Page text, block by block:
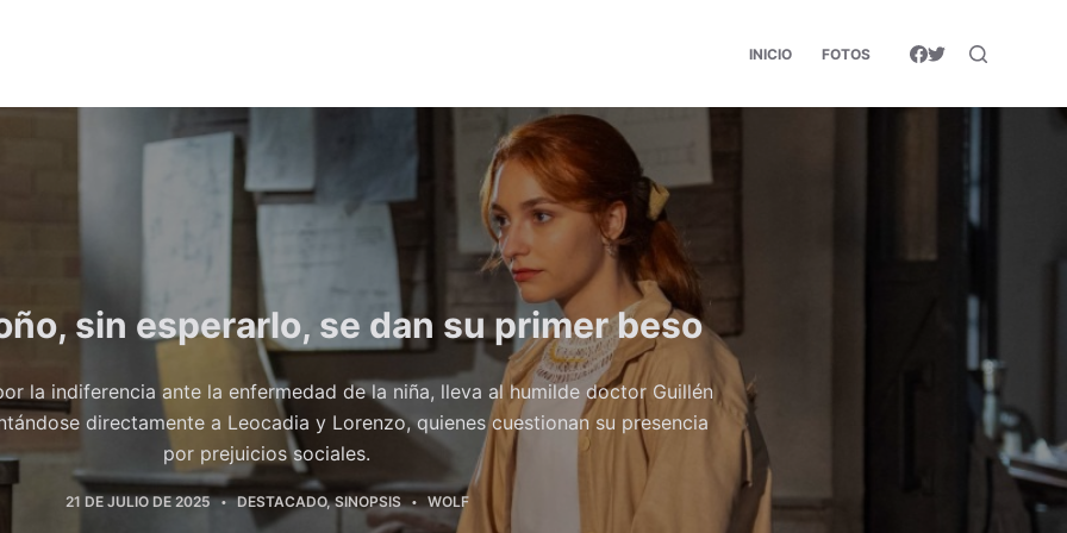
INICIO FOTOS
sin esperarlo, se dan su primer beso
la indiferencia ante la enfermedad de la niña, lleva al humilde doctor Guillén
directamente a Leocadia y Lorenzo, quienes cuestionan su presencia
por prejuicios sociales.
21 DE JULIO DE 2025 DESTACADO,SINOPSIS WOLF